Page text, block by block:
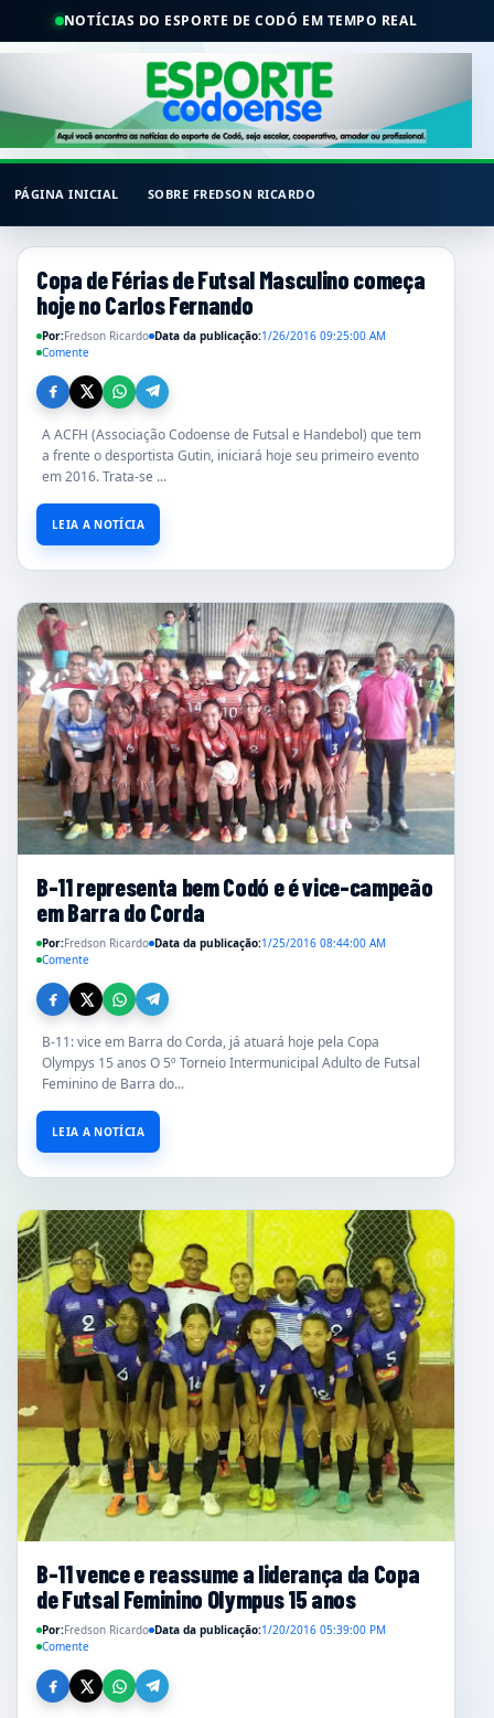
NOTÍCIAS DO ESPORTE DE CODÓ EM TEMPO REAL
PÁGINA INICIAL SOBRE FREDSON RICARDO
Copa de Férias de Futsal Masculino começa
hoje no Carlos Fernando
Por:Fredson Ricardo Data da publicação:1/26/2016 09:25:00 AM
Comente
A ACFH (Associação Codoense de Futsal e Handebol) que tem
a frente o desportista Gutin, iniciará hoje seu primeiro evento
em 2016. Trata-se ...
LEIA A NOTÍCIA
B-11 representa bem Codó e é vice-campeão
em Barra do Corda
Por:Fredson Ricardo Data da publicação:1/25/2016 08:44:00 AM
Comente
B-11: vice em Barra do Corda, já atuará hoje pela Copa
Olympys 15 anos O 5º Torneio Intermunicipal Adulto de Futsal
Feminino de Barra do...
LEIA A NOTÍCIA
B-11 vence e reassume a liderança da Copa
de Futsal Feminino Olympus 15 anos
Por:Fredson Ricardo Data da publicação:1/20/2016 05:39:00 PM
Comente